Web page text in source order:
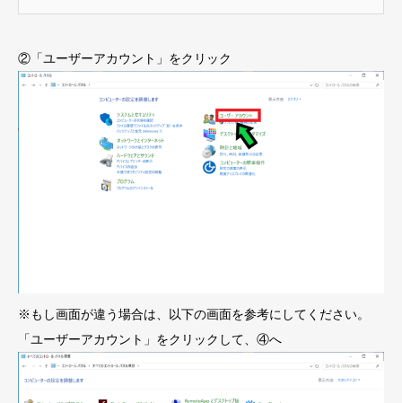
②「ユーザーアカウント」をクリック
※もし画面が違う場合は、以下の画面を参考にしてください。
「ユーザーアカウント」をクリックして、④へ